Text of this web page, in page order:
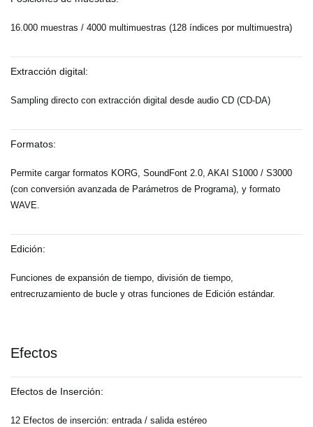
16.000 muestras / 4000 multimuestras (128 índices por multimuestra)
Extracción digital:
Sampling directo con extracción digital desde audio CD (CD-DA)
Formatos:
Permite cargar formatos KORG, SoundFont 2.0, AKAI S1000 / S3000
(con conversión avanzada de Parámetros de Programa), y formato
WAVE.
Edición:
Funciones de expansión de tiempo, división de tiempo,
entrecruzamiento de bucle y otras funciones de Edición estándar.
Efectos
Efectos de Inserción:
12 Efectos de inserción: entrada / salida estéreo